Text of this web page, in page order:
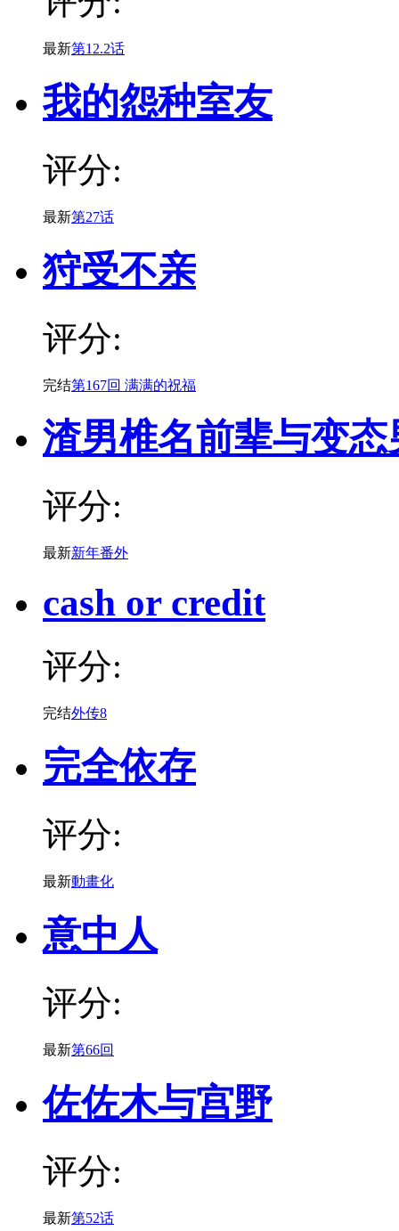
最新第12.2话
我的怨种室友
评分:
最新第27话
狩受不亲
评分:
完结第167回 满满的祝福
渣男椎名前辈与变态
评分:
最新新年番外
cash or credit
评分:
完结外传8
完全依存
评分:
最新動畫化
意中人
评分:
最新第66回
佐佐木与宫野
评分:
最新第52话